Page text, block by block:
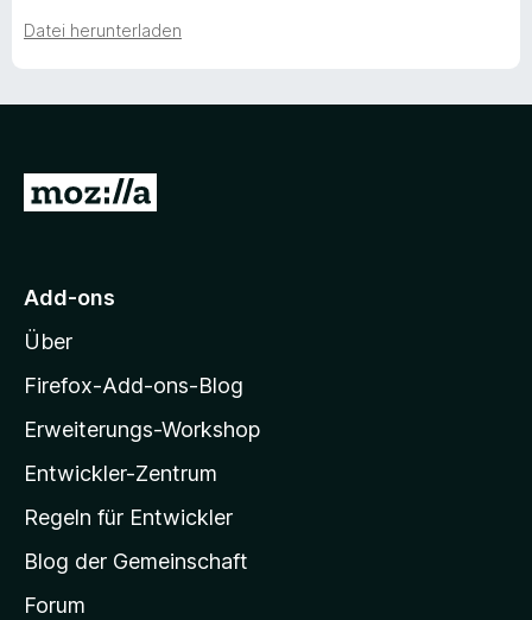
Datei herunterladen
Z
M
z
i
l
a
-
t
a
Add-ons
Über
Firefox-Add-ons-Blog
Erweiterungs-Workshop
Entwickler-Zentrum
Regeln für Entwickler
Blog der Gemeinschaft
Forum